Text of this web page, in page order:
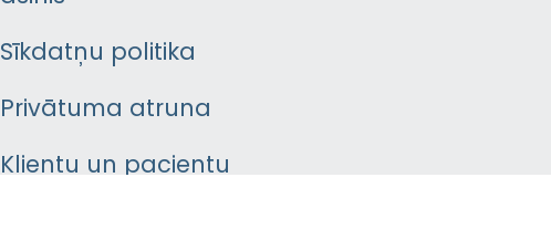
Sīkdatņu politika
Privātuma atruna
Klientu un pacientu